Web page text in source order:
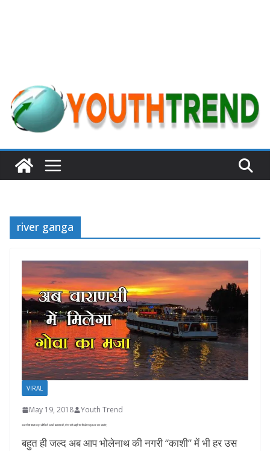
river ganga
VIRAL
May 19, 2018 Youth Trend
अब गोवा वाला मज़ा लीजिये अपने बनारस में, गंगा की लहरों पर मिलेगा क्रूज का आनंद
बहुत ही जल्द अब आप भोलेनाथ की नगरी “काशी” में भी हर उस